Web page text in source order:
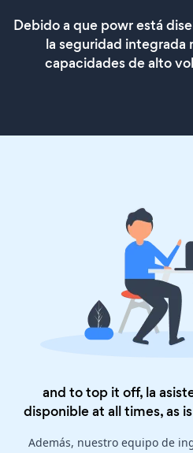
Debido a que powr está
la seguridad integrada
capacidades de alto
and to top it off, la
disponible at all times, as
Además, nuestro equipo de